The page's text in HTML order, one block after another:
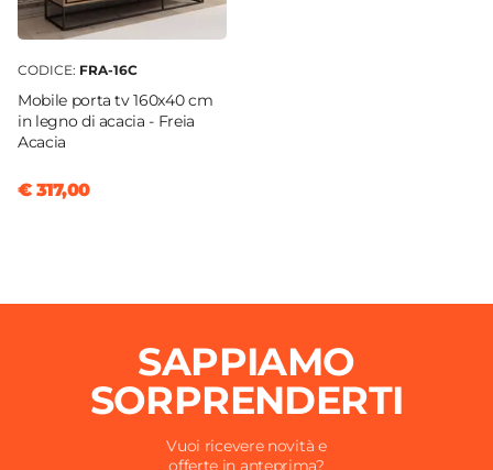
CODICE: FRA-16C
Mobile porta tv 160x40 cm
in legno di acacia - Freia
Acacia
€ 317,00
SAPPIAMO
SORPRENDERTI
Vuoi ricevere novità e
offerte in anteprima?